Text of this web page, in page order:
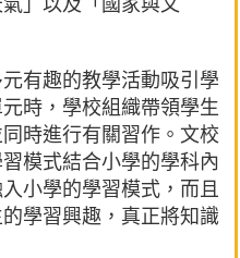
有趣的教學活動吸引學
時，學校組織帶領學生
時進行有關習作。文校
模式結合小學的學科內
小學的學習模式，而且
學習興趣，真正將知識